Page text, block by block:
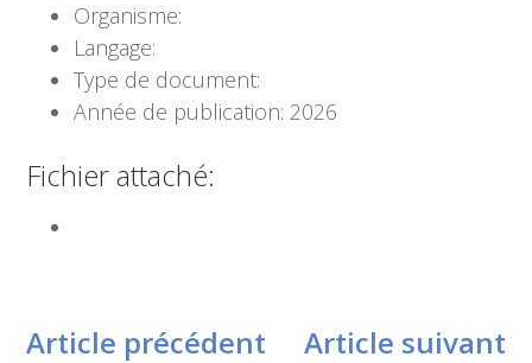
Organisme:
Langage:
Type de document:
Année de publication: 2026
Fichier attaché:
Article précédent Article suivant